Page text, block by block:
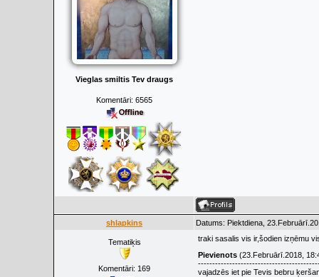
Vieglas smiltis Tev draugs
Komentāri: 6565
shlapkins Datums: Piektdiena,
Tematiķis
Komentāri: 169
traki sasalis vis ir,šodien izņēmu
Pievienots (23.Februārī.2018,
vajadzēs iet pie Tevis bebru